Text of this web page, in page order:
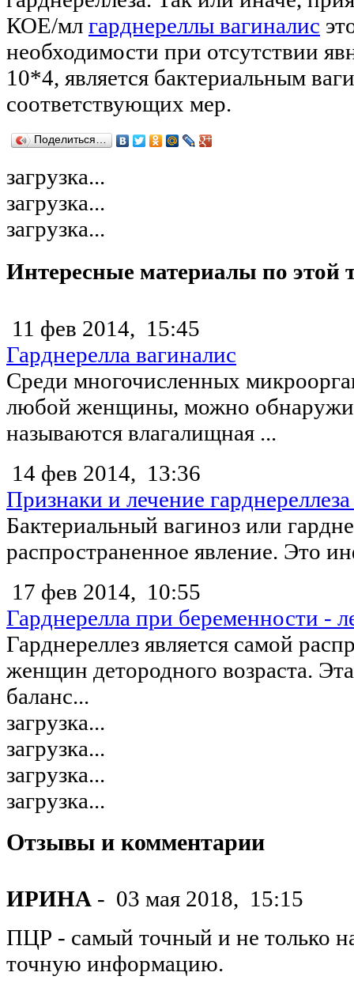
КОЕ/мл гарднереллы вагиналис
необходимости при отсутствии
10*4, является бактериальным
соответствующих мер.
Поделиться…
загрузка...
загрузка...
загрузка...
Интересные материалы по этой
11 фев 2014, 15:45
Гарднерелла вагиналис
Среди многочисленных
любой женщины, можно
называются влагалищная ...
14 фев 2014, 13:36
Признаки и лечение
Бактериальный вагиноз или
распространенное явление. Это
17 фев 2014, 10:55
Гарднерелла при беременности -
Гарднереллез является самой
женщин детородного возраста.
баланс...
загрузка...
загрузка...
загрузка...
загрузка...
Отзывы и комментарии
ИРИНА - 03 мая 2018, 15:15
ПЦР - самый точный и не только на
точную информацию.